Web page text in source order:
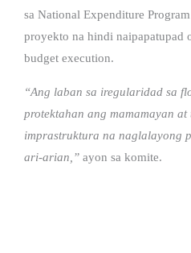
sa National Expenditure
proyekto na hindi naipapatupad
budget execution.
“Ang laban sa iregularidad sa
protektahan ang mamamayan
imprastruktura na naglalayong
ari-arian,” ayon sa komite.